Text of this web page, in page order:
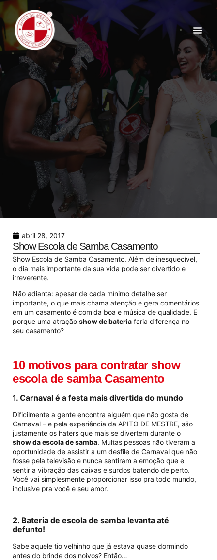
abril 28, 2017
Show Escola de Samba Casamento
Show Escola de Samba Casamento. Além de inesquecível,
o dia mais importante da sua vida pode ser divertido e
irreverente.
Não adianta: apesar de cada mínimo detalhe ser
importante, o que mais chama atenção e gera comentários
em um casamento é comida boa e música de qualidade. E
porque uma atração show de bateria faria diferença no
seu casamento?
10 motivos para contratar show
escola de samba Casamento
1. Carnaval é a festa mais divertida do mundo
Dificilmente a gente encontra alguém que não gosta de
Carnaval – e pela experiência da APITO DE MESTRE, são
justamente os haters que mais se divertem durante o
show da escola de samba. Muitas pessoas não tiveram a
oportunidade de assistir a um desfile de Carnaval que não
fosse pela televisão e nunca sentiram a emoção que e
sentir a vibração das caixas e surdos batendo de perto.
Você vai simplesmente proporcionar isso pra todo mundo,
inclusive pra você e seu amor.
2. Bateria de escola de samba levanta até
defunto!
Sabe aquele tio velhinho que já estava quase dormindo
antes do brinde dos noivos? Então…